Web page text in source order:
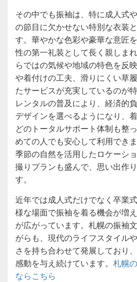
その中でも振袖は、特に成人式
の節目に欠かせない特別な衣装
す。華やかな色彩や豪華な意匠
性の第一礼装として長く親しま
らではの気候や地域の特色を反
や着付けの工夫、滑りにくい草
たサービスが充実しているのが
レンタルの普及により、経済的
デザインを選べるようになり、
どのトータルサポート体制も整
めての人でも安心して利用でき
季節の自然を活用したロケーシ
撮りプランも盛んで、思い出作
す。
近年では成人式だけでなく卒業
様な場面で振袖を着る機会が増
が広がっています。札幌の振袖
がらも、現代のライフスタイル
さを持ち合わせて発展しており
感動を与え続けています。 札幌
ならこちら